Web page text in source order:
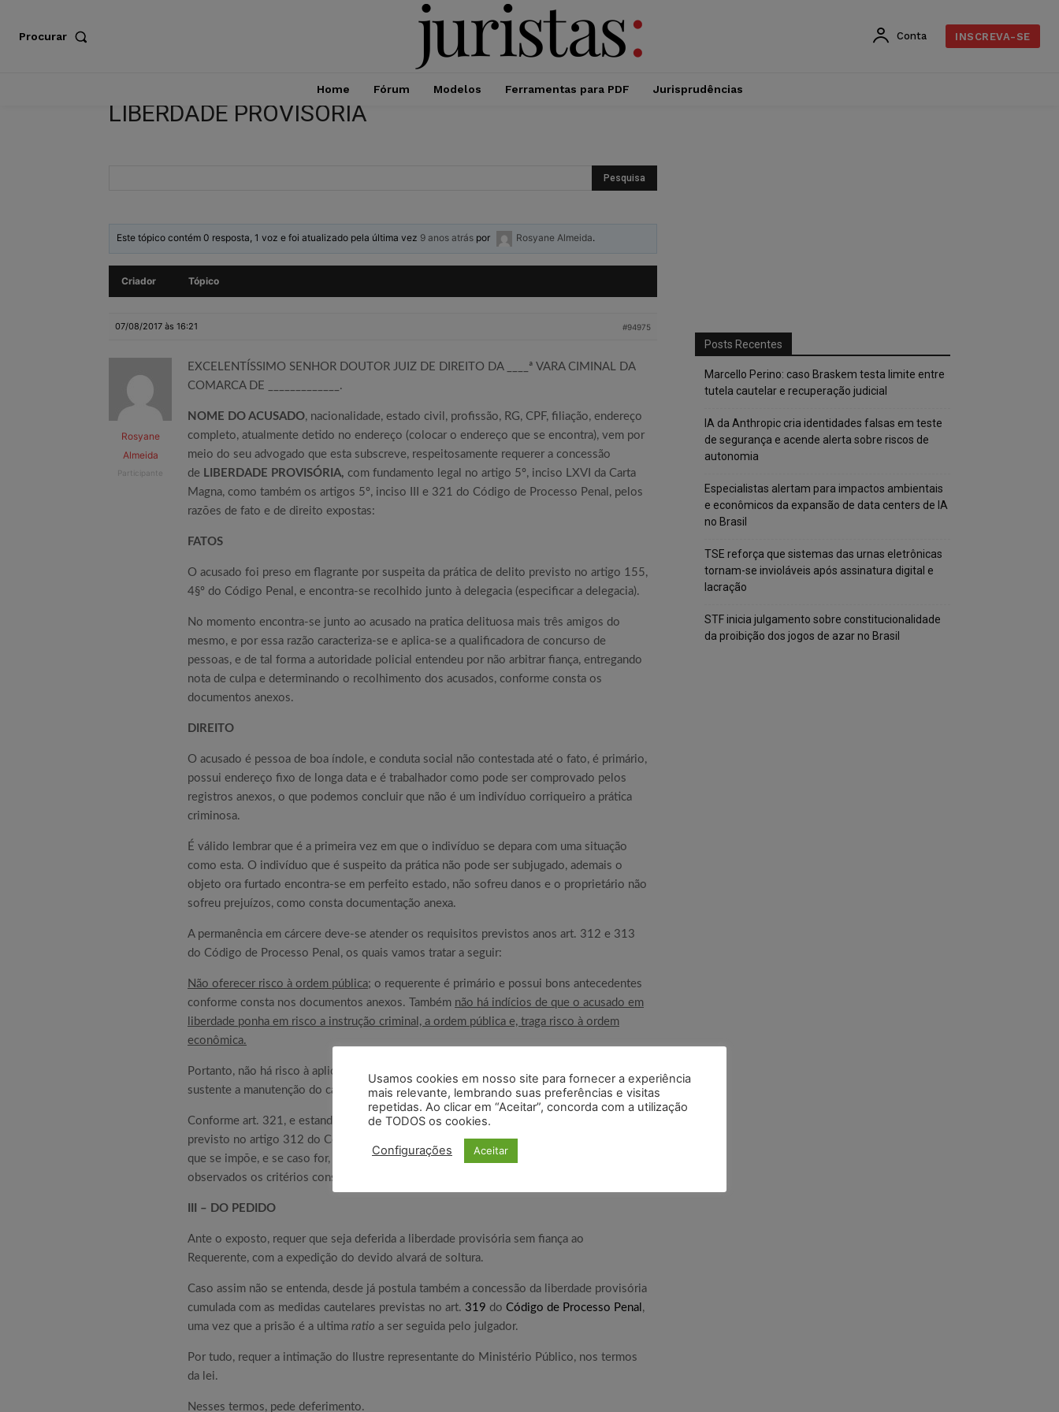
Procurar Conta INSCREVA-SE
Home Fórum Modelos Ferramentas para PDF Jurisprudências
LIBERDADE PROVISÓRIA
Este tópico contém 0 resposta, 1 voz e foi atualizado pela última vez 9 anos atrás por Rosyane Almeida.
Criador Tópico
07/08/2017 às 16:21 #94975
Rosyane
Almeida
Participante
EXCELENTÍSSIMO SENHOR DOUTOR JUIZ DE DIREITO DA ____ª VARA CIMINAL DA
COMARCA DE _____________.
NOME DO ACUSADO, nacionalidade, estado civil, profissão, RG, CPF, filiação, endereço
completo, atualmente detido no endereço (colocar o endereço que se encontra), vem por
meio do seu advogado que esta subscreve, respeitosamente requerer a concessão
de LIBERDADE PROVISÓRIA, com fundamento legal no artigo 5º, inciso LXVI da Carta
Magna, como também os artigos 5º, inciso III e 321 do Código de Processo Penal, pelos
razões de fato e de direito expostas:
FATOS
O acusado foi preso em flagrante por suspeita da prática de delito previsto no artigo 155,
4§º do Código Penal, e encontra-se recolhido junto à delegacia (especificar a delegacia).
No momento encontra-se junto ao acusado na pratica delituosa mais três amigos do
mesmo, e por essa razão caracteriza-se e aplica-se a qualificadora de concurso de
pessoas, e de tal forma a autoridade policial entendeu por não arbitrar fiança, entregando
nota de culpa e determinando o recolhimento dos acusados, conforme consta os
documentos anexos.
DIREITO
O acusado é pessoa de boa índole, e conduta social não contestada até o fato, é primário,
possui endereço fixo de longa data e é trabalhador como pode ser comprovado pelos
registros anexos, o que podemos concluir que não é um indivíduo corriqueiro a prática
criminosa.
É válido lembrar que é a primeira vez em que o indivíduo se depara com uma situação
como esta. O indivíduo que é suspeito da prática não pode ser subjugado, ademais o
objeto ora furtado encontra-se em perfeito estado, não sofreu danos e o proprietário não
sofreu prejuízos, como consta documentação anexa.
A permanência em cárcere deve-se atender os requisitos previstos anos art. 312 e 313
do Código de Processo Penal, os quais vamos tratar a seguir:
Não oferecer risco à ordem pública; o requerente é primário e possui bons antecedentes
conforme consta nos documentos anexos. Também não há indícios de que o acusado em
liberdade ponha em risco a instrução criminal, a ordem pública e, traga risco à ordem
econômica.
Portanto, não há risco à aplicação da lei penal e, destarte, não há fundamento que
sustente a manutenção do cárcere.
Conforme art. 321, e estando ausentes os requisitos autorizadores da prisão preventiva
previsto no artigo 312 do Código de Processo Penal, a Liberdade provisória é medida
que se impõe, e se caso for, as medidas cautelares previstas no art. 319 deste Código e
observados os critérios constantes do artigo 282 do Código de Processo Penal.
III – DO PEDIDO
Ante o exposto, requer que seja deferida a liberdade provisória sem fiança ao
Requerente, com a expedição do devido alvará de soltura.
Caso assim não se entenda, desde já postula também a concessão da liberdade provisória
cumulada com as medidas cautelares previstas no art. 319 do Código de Processo Penal ,
uma vez que a prisão é a ultima ratio a ser seguida pelo julgador.
Por tudo, requer a intimação do Ilustre representante do Ministério Público, nos termos
da lei.
Nesses termos, pede deferimento.
Posts Recentes
Marcello Perino: caso Braskem testa limite entre
tutela cautelar e recuperação judicial
IA da Anthropic cria identidades falsas em teste
de segurança e acende alerta sobre riscos de
autonomia
Especialistas alertam para impactos ambientais
e econômicos da expansão de data centers de IA
no Brasil
TSE reforça que sistemas das urnas eletrônicas
tornam-se invioláveis após assinatura digital e
lacração
STF inicia julgamento sobre constitucionalidade
da proibição dos jogos de azar no Brasil
Usamos cookies em nosso site para fornecer a experiência
mais relevante, lembrando suas preferências e visitas
repetidas. Ao clicar em “Aceitar”, concorda com a utilização
de TODOS os cookies.
Configurações Aceitar